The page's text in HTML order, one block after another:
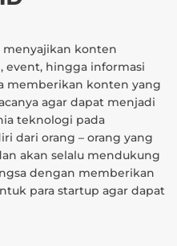
menyajikan konten
event, hingga informasi
memberikan konten yang
agar dapat menjadi
teknologi pada
dari orang – orang yang
akan selalu mendukung
dengan memberikan
para startup agar dapat